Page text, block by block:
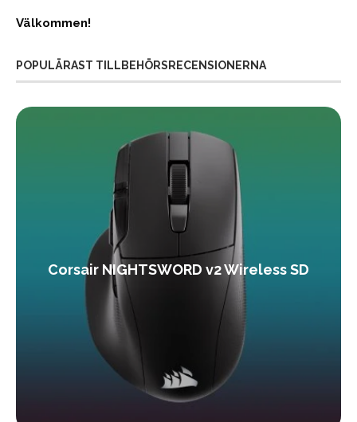
Välkommen!
POPULÄRAST TILLBEHÖRSRECENSIONERNA
Corsair NIGHTSWORD v2 Wireless SD